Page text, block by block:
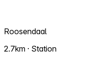
Roosendaal
2.7km · Station